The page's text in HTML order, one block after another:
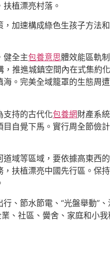
植漂亮村落。
加速構成綠色生孩子方法
健全主包養意思體效能區軌
推進城鎮空間內在式集約
。完美全域籠罩的生態周
支持的古代化包養網財產系
自覺下馬。實行周全節儉
域等區域，要依據高東西
扶植漂亮中國先行區。保
、節水節電、“光盤舉動”
、社區、黌舍、家庭和小